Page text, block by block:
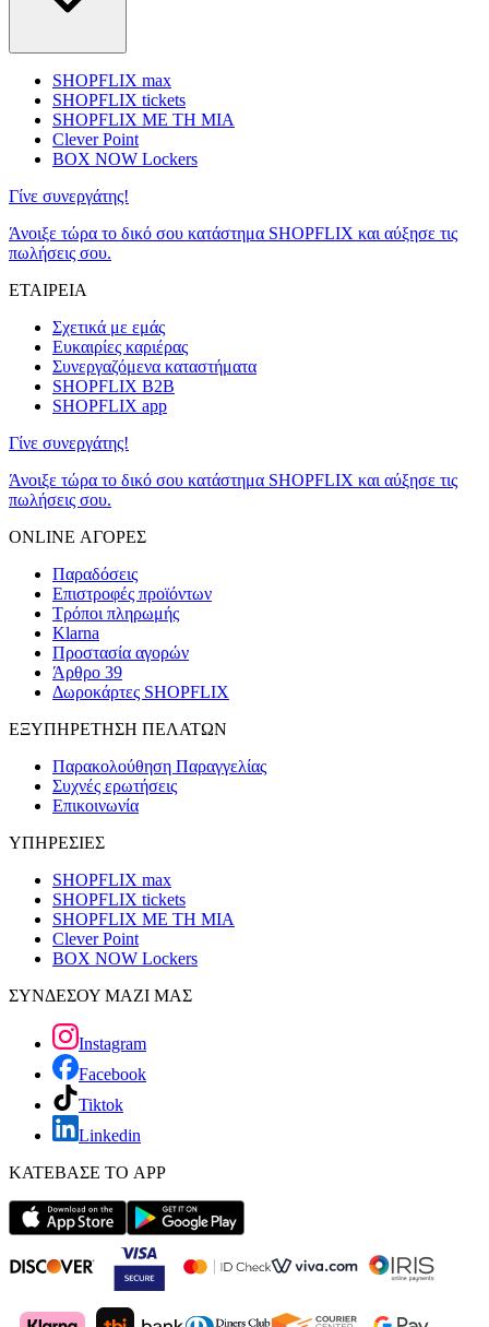
SHOPFLIX max
SHOPFLIX tickets
SHOPFLIX ΜΕ ΤΗ ΜΙΑ
Clever Point
BOX NOW Lockers
Γίνε συνεργάτης!
Άνοιξε τώρα το δικό σου κατάστημα SHOPFLIX και αύξησε τις
πωλήσεις σου.
ΕΤΑΙΡΕΙΑ
Σχετικά με εμάς
Ευκαιρίες καριέρας
Συνεργαζόμενα καταστήματα
SHOPFLIX B2B
SHOPFLIX app
Γίνε συνεργάτης!
Άνοιξε τώρα το δικό σου κατάστημα SHOPFLIX και αύξησε τις
πωλήσεις σου.
ONLINE ΑΓΟΡΕΣ
Παραδόσεις
Επιστροφές προϊόντων
Τρόποι πληρωμής
Klarna
Προστασία αγορών
Άρθρο 39
Δωροκάρτες SHOPFLIX
ΕΞΥΠΗΡΕΤΗΣΗ ΠΕΛΑΤΩΝ
Παρακολούθηση Παραγγελίας
Συχνές ερωτήσεις
Επικοινωνία
ΥΠΗΡΕΣΙΕΣ
SHOPFLIX max
SHOPFLIX tickets
SHOPFLIX ΜΕ ΤΗ ΜΙΑ
Clever Point
BOX NOW Lockers
ΣΥΝΔΕΣΟΥ ΜΑΖΙ ΜΑΣ
Instagram
Facebook
Tiktok
Linkedin
ΚΑΤΕΒΑΣΕ ΤΟ APP